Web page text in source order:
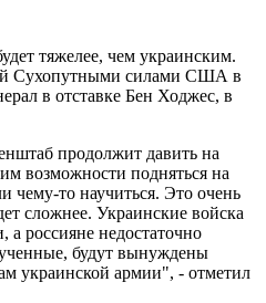
тяжелее, чем украинским.
Сухопутными силами США в
в отставке Бен Ходжес, в
продолжит давить на
возможности подняться на
чему-то научиться. Это очень
сложнее. Украинские войска
а россияне недостаточно
будут вынуждены
украинской армии", - отметил